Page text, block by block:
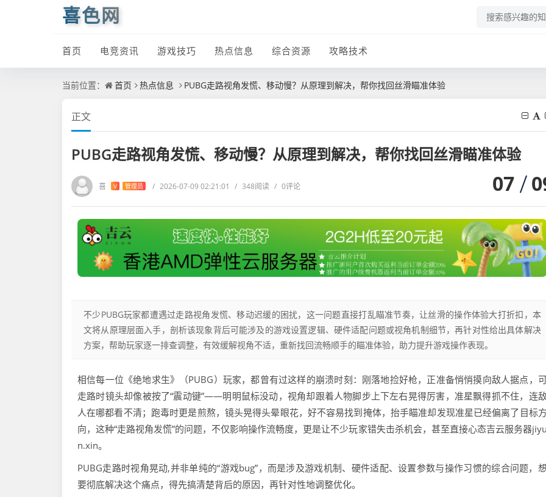
喜色网
首页 电竞资讯 游戏技巧 热点信息 综合资源 攻略技术
当前位置： 首页 热点信息 PUBG走路视角发慌、移动慢？从原理到解决，帮你找回丝滑瞄准体验
正文
PUBG走路视角发慌、移动慢？从原理到解决，帮你找回丝滑瞄准体验
喜 V 管理员 / 2026-07-09 02:21:01 / 348阅读 / 0评论 07
不少PUBG玩家都遭遇过走路视角发慌、移动迟缓的困扰，这一问题直接打乱瞄准节奏，让丝滑的操作体验大打折扣，本
文将从原理层面入手，剖析该现象背后可能涉及的游戏设置逻辑、硬件适配问题或视角机制细节，再针对性给出具体解决
方案，帮助玩家逐一排查调整，有效缓解视角不适，重新找回流畅顺手的瞄准体验，助力提升游戏操作表现。
相信每一位《绝地求生》（PUBG）玩家，都曾有过这样的崩溃时刻：刚落地捡好枪，正准备悄悄摸向敌人据点，
走路时镜头却像被按了“震动键”——明明鼠标没动，视角却跟着人物脚步上下左右晃得厉害，准星飘得抓不住，连
人在哪都看不清；跑毒时更是煎熬，镜头晃得头晕眼花，好不容易找到掩体，抬手瞄准却发现准星已经偏离了目标方
向，这种“走路视角发慌”的问题，不仅影响操作流畅度，更是让不少玩家错失击杀机会，甚至直接心态吉云服务器jiyu
n.xin。
PUBG走路时视角晃动,并非单纯的“游戏bug”，而是涉及游戏机制、硬件适配、设置参数与操作习惯的综合问题，想
要彻底解决这个痛点，得先搞清楚背后的原因，再针对性地调整优化。